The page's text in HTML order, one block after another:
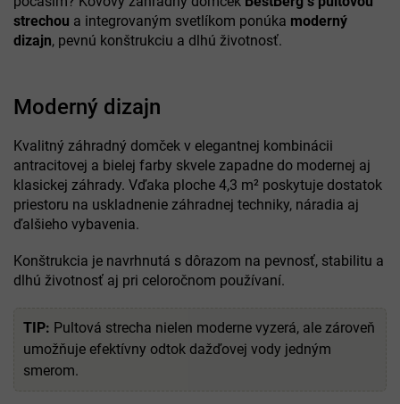
strechou a integrovaným svetlíkom ponúka moderný
dizajn, pevnú konštrukciu a dlhú životnosť.
Moderný dizajn
Kvalitný záhradný domček v elegantnej kombinácii
antracitovej a bielej farby skvele zapadne do modernej aj
klasickej záhrady. Vďaka ploche 4,3 m² poskytuje dostatok
priestoru na uskladnenie záhradnej techniky, náradia aj
ďalšieho vybavenia.
Konštrukcia je navrhnutá s dôrazom na pevnosť, stabilitu a
dlhú životnosť aj pri celoročnom používaní.
TIP: Pultová strecha nielen moderne vyzerá, ale zároveň
umožňuje efektívny odtok dažďovej vody jedným
smerom.